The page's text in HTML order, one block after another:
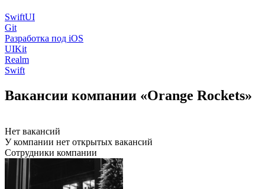
SwiftUI
Git
Разработка под iOS
UIKit
Realm
Swift
Вакансии компании «Orange Rockets»
Нет вакансий
У компании нет открытых вакансий
Сотрудники компании